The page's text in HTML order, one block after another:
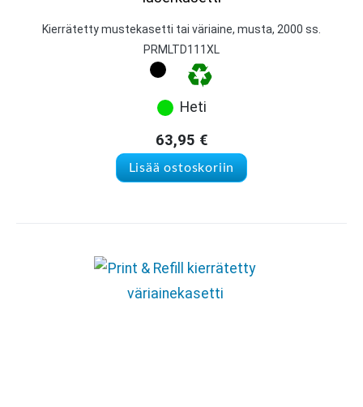
Kierrätetty mustekasetti tai väriaine, musta, 2000 ss.
PRMLTD111XL
Heti
63,95 €
Lisää ostoskoriin